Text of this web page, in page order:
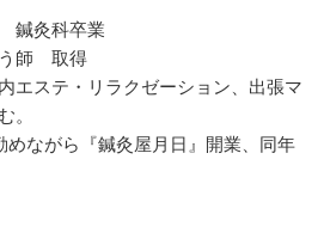
鍼灸科卒業
う師 取得
エステ・リラクゼーション、出張マ
。
ながら『鍼灸屋月日』開業、同年